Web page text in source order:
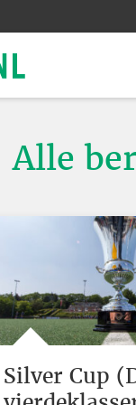
Alle
Silver Cup